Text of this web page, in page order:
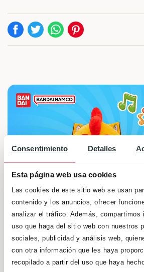
Consentimiento Detalles
Esta página web usa cookies
Las cookies de este sitio web se usan
contenido y los anuncios, ofrecer
analizar el tráfico. Además, compartimos
uso que haga del sitio web con nuestros
sociales, publicidad y análisis web,
con otra información que les haya
recopilado a partir del uso que haya
Participa en el sorteo para
de los 2 Sets de Bartolito ABC